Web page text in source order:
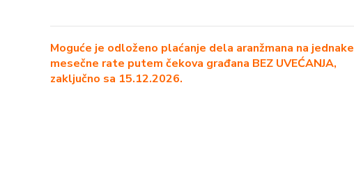
Moguće je odloženo plaćanje dela aranžmana na jednake
mesečne rate putem čekova građana BEZ UVEĆANJA,
zaključno sa 15.12.2026.